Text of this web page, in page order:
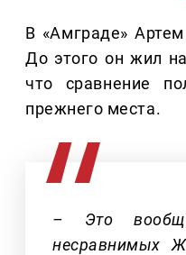
В «Амграде»
До этого он жил
что сравнение
прежнего места.
– Это
несравнимых